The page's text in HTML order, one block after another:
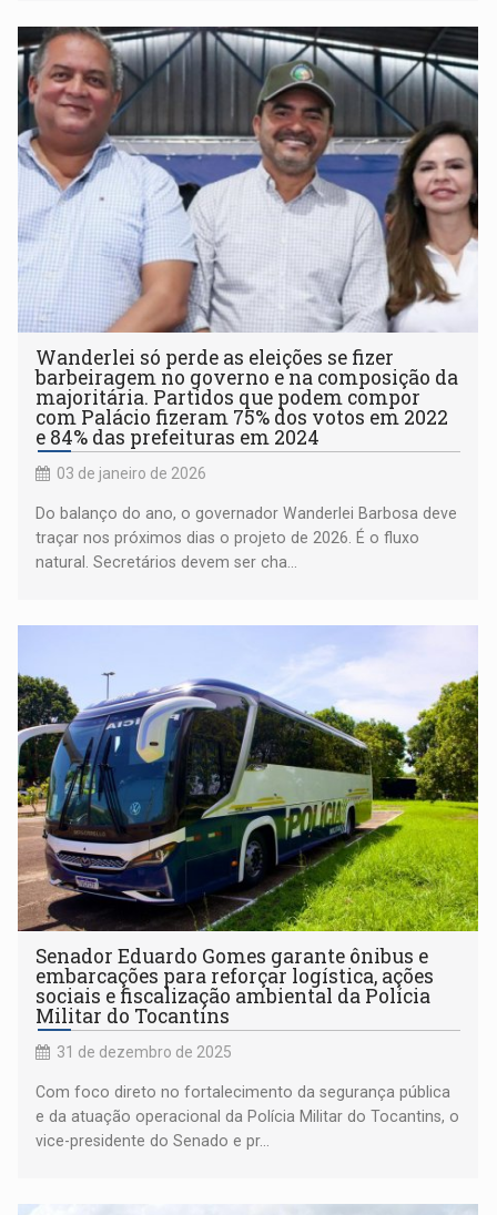
Wanderlei só perde as eleições se fizer
barbeiragem no governo e na composição da
majoritária. Partidos que podem compor
com Palácio fizeram 75% dos votos em 2022
e 84% das prefeituras em 2024
03 de janeiro de 2026
Do balanço do ano, o governador Wanderlei Barbosa deve
traçar nos próximos dias o projeto de 2026. É o fluxo
natural. Secretários devem ser cha...
Senador Eduardo Gomes garante ônibus e
embarcações para reforçar logística, ações
sociais e fiscalização ambiental da Polícia
Militar do Tocantins
31 de dezembro de 2025
Com foco direto no fortalecimento da segurança pública
e da atuação operacional da Polícia Militar do Tocantins, o
vice-presidente do Senado e pr...